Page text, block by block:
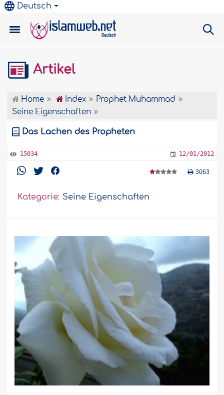
Deutsch
Artikel
Home Index
Prophet Muhammad
Seine Eigenschaften
Das Lachen des Propheten
15034 12/01/2012
3063
Kategorie: Seine Eigenschaften